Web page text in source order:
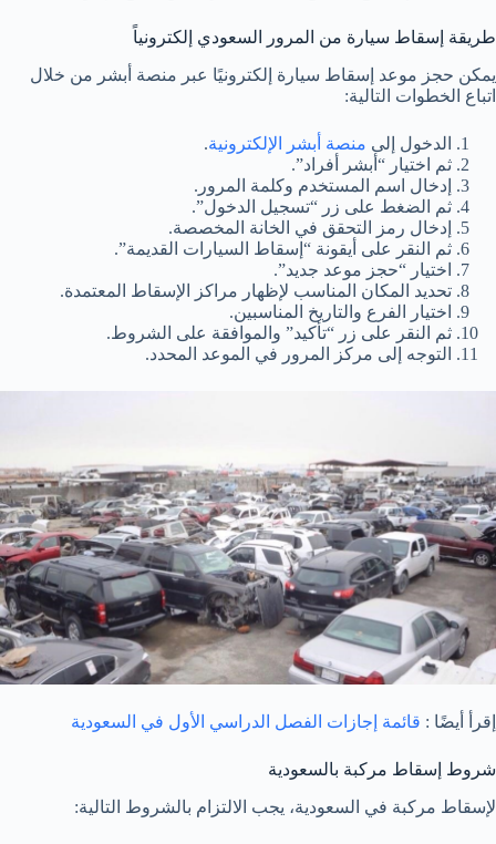
طريقة إسقاط سيارة من المرور السعودي إلكترونياً
يمكن حجز موعد إسقاط سيارة إلكترونيًا عبر منصة أبشر من خلال
اتباع الخطوات التالية:
الدخول إلى منصة أبشر الإلكترونية.
ثم اختيار “أبشر أفراد”.
إدخال اسم المستخدم وكلمة المرور.
ثم الضغط على زر “تسجيل الدخول”.
إدخال رمز التحقق في الخانة المخصصة.
ثم النقر على أيقونة “إسقاط السيارات القديمة”.
اختيار “حجز موعد جديد”.
تحديد المكان المناسب لإظهار مراكز الإسقاط المعتمدة.
اختيار الفرع والتاريخ المناسبين.
ثم النقر على زر “تأكيد” والموافقة على الشروط.
التوجه إلى مركز المرور في الموعد المحدد.
إقرأ أيضًا : قائمة إجازات الفصل الدراسي الأول في السعودية
شروط إسقاط مركبة بالسعودية
لإسقاط مركبة في السعودية، يجب الالتزام بالشروط التالية: